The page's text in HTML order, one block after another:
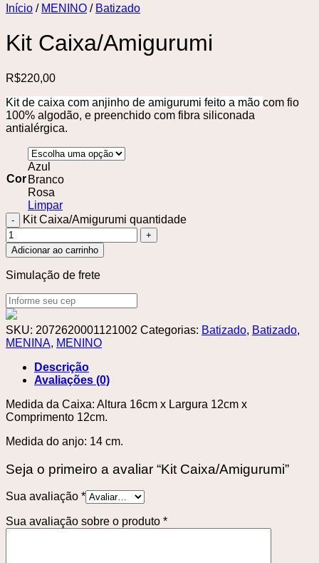
Início / MENINO / Batizado
Kit Caixa/Amigurumi
R$220,00
Kit de caixa com anjinho de amigurumi feito a mão com fio
100% algodão, e preenchido com fibra siliconada
antialérgica.
Cor
Azul
Branco
Rosa
Limpar
Kit Caixa/Amigurumi quantidade
Adicionar ao carrinho
Simulação de frete
SKU: 2072620001121002 Categorias: Batizado, Batizado,
MENINA, MENINO
Descrição
Avaliações (0)
Medida da Caixa: Altura 16cm x Largura 12cm x
Comprimento 12cm.
Medida do anjo: 14 cm.
Seja o primeiro a avaliar “Kit Caixa/Amigurumi”
Sua avaliação *
Sua avaliação sobre o produto *